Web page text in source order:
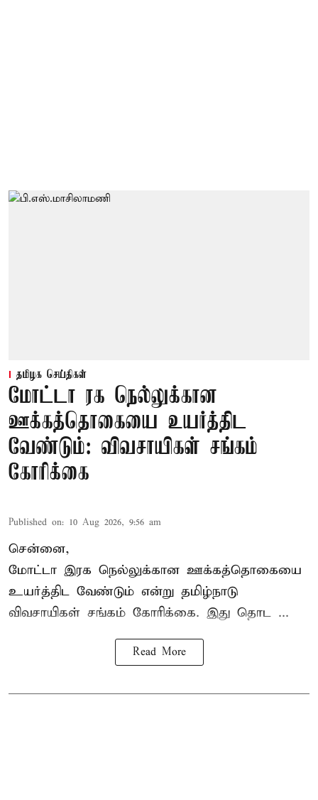
தமிழக செய்திகள்
மோட்டா ரக நெல்லுக்கான
ஊக்கத்தொகையை உயர்த்திட
வேண்டும்: விவசாயிகள் சங்கம்
கோரிக்கை
Published on: 10 Aug 2026, 9:56 am
சென்னை,
மோட்டா இரக நெல்லுக்கான ஊக்கத்தொகையை
உயர்த்திட வேண்டும் என்று தமிழ்நாடு
விவசாயிகள் சங்கம் கோரிக்கை. இது தொட ...
Read More